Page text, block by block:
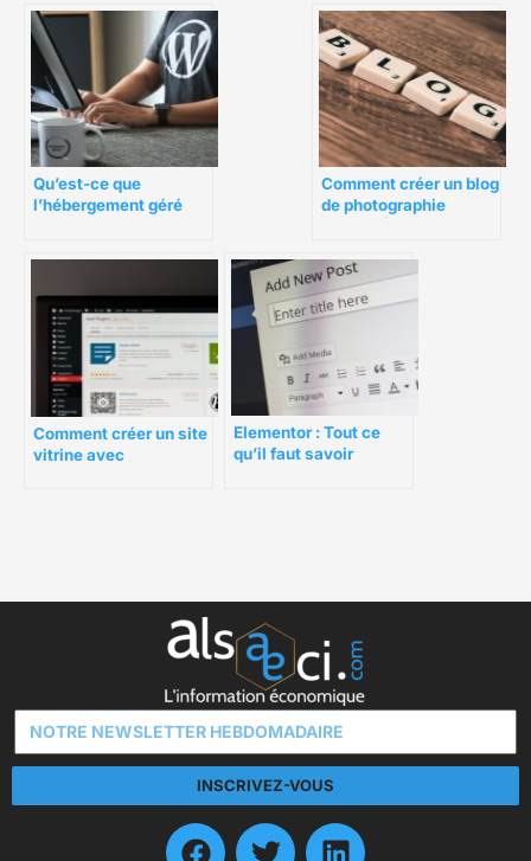
Qu’est-ce que
l’hébergement géré
Comment créer un blog
de photographie
Comment créer un site
vitrine avec
Elementor : Tout ce
qu’il faut savoir
INSCRIVEZ-VOUS